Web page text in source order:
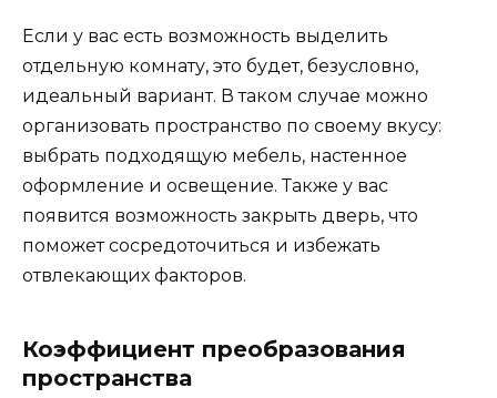
Если у вас есть возможность выделить
отдельную комнату, это будет, безусловно,
идеальный вариант. В таком случае можно
организовать пространство по своему вкусу:
выбрать подходящую мебель, настенное
оформление и освещение. Также у вас
появится возможность закрыть дверь, что
поможет сосредоточиться и избежать
отвлекающих факторов.
Коэффициент преобразования
пространства